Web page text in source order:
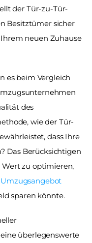
der Tür-zu-Tür-
Besitztümer sicher
neuen Zuhause
es beim Vergleich
des
wie der Tür-
dass Ihre
Das Berücksichtigen
zu optimieren,
sparen könnte.
überlegenswerte